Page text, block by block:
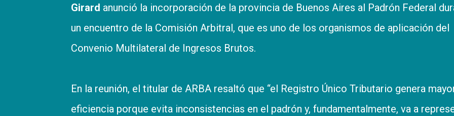
Girard anunció la incorporación de la provincia de Buenos Aires al Padrón Federal
un encuentro de la Comisión Arbitral, que es uno de los organismos de aplicación del
Convenio Multilateral de Ingresos Brutos.
En la reunión, el titular de ARBA resaltó que “el Registro Único Tributario genera
eficiencia porque evita inconsistencias en el padrón y, fundamentalmente, va a